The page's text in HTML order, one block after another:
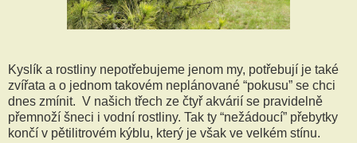
Kyslík a rostliny nepotřebujeme jenom my, potřebují je také
zvířata a o jednom takovém neplánované “pokusu” se chci
dnes zmínit. V našich třech ze čtyř akvárií se pravidelně
přemnoží šneci i vodní rostliny. Tak ty “nežádoucí” přebytky
končí v pětilitrovém kýblu, který je však ve velkém stínu.